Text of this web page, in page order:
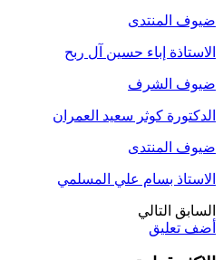
ضيوف المنتدى
الاستاذة إباء حسين آل ربح
ضيوف الشرف
الدكتورة كوثر سعيد العمران
ضيوف المنتدى
الاستاذ بسام علي المسلمي
السابق التالي
أضف تعليق